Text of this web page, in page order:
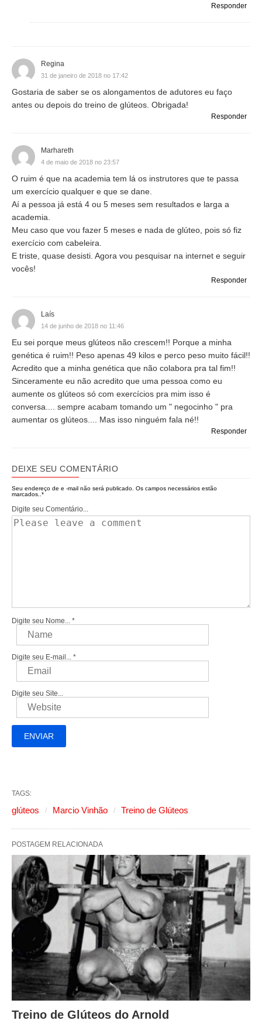
Responder
Regina
31 de janeiro de 2018 no 17:42
Gostaria de saber se os alongamentos de adutores eu faço
antes ou depois do treino de glúteos. Obrigada!
Responder
Marhareth
4 de maio de 2018 no 23:57
O ruim é que na academia tem lá os instrutores que te passa
um exercício qualquer e que se dane.
Aí a pessoa já está 4 ou 5 meses sem resultados e larga a
academia.
Meu caso que vou fazer 5 meses e nada de glúteo, pois só fiz
exercício com cabeleira.
E triste, quase desisti. Agora vou pesquisar na internet e seguir
vocês!
Responder
Laís
14 de junho de 2018 no 11:46
Eu sei porque meus glúteos não crescem!! Porque a minha
genética é ruim!! Peso apenas 49 kilos e perco peso muito fácil!!
Acredito que a minha genética que não colabora pra tal fim!!
Sinceramente eu não acredito que uma pessoa como eu
aumente os glúteos só com exercícios pra mim isso é
conversa.... sempre acabam tomando um " negocinho " pra
aumentar os glúteos.... Mas isso ninguém fala né!!
Responder
DEIXE SEU COMENTÁRIO
Seu endereço de e -mail não será publicado. Os campos necessários estão
marcados..*
Digite seu Comentário...
Digite seu Nome... *
Digite seu E-mail... *
Digite seu Site...
TAGS:
glúteos Marcio Vinhão Treino de Glúteos
POSTAGEM RELACIONADA
Treino de Glúteos do Arnold